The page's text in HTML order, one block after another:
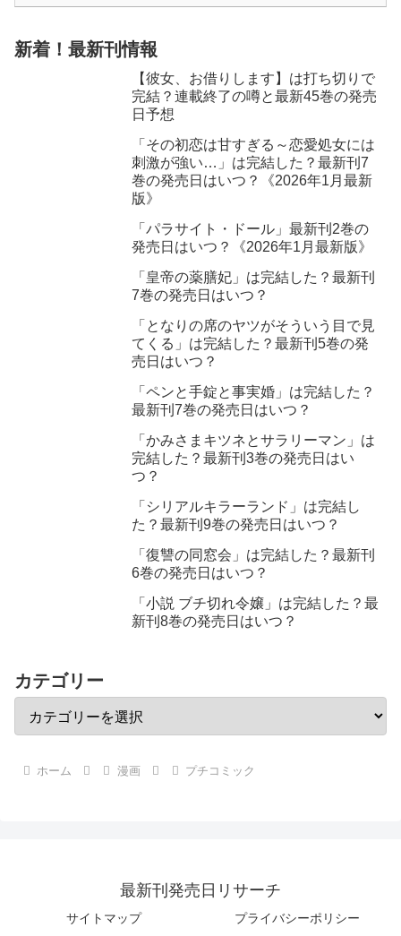
新着！最新刊情報
【彼女、お借りします】は打ち切りで
完結？連載終了の噂と最新45巻の発売
日予想
「その初恋は甘すぎる～恋愛処女には
刺激が強い…」は完結した？最新刊7
巻の発売日はいつ？《2026年1月最新
版》
「パラサイト・ドール」最新刊2巻の
発売日はいつ？《2026年1月最新版》
「皇帝の薬膳妃」は完結した？最新刊
7巻の発売日はいつ？
「となりの席のヤツがそういう目で見
てくる」は完結した？最新刊5巻の発
売日はいつ？
「ペンと手錠と事実婚」は完結した？
最新刊7巻の発売日はいつ？
「かみさまキツネとサラリーマン」は
完結した？最新刊3巻の発売日はい
つ？
「シリアルキラーランド」は完結し
た？最新刊9巻の発売日はいつ？
「復讐の同窓会」は完結した？最新刊
6巻の発売日はいつ？
「小説 ブチ切れ令嬢」は完結した？最
新刊8巻の発売日はいつ？
カテゴリー
ホーム 漫画 プチコミック
最新刊発売日リサーチ
サイトマップ プライバシーポリシー